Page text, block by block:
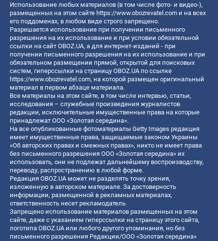
Использование любых материалов (в том числе фото- и видео-),
размещенных на этом сайте https://www.obozrevatel.com и на всех
его поддоменах, в любом виде строго запрещено.
Разрешается использование при получении письменного
разрешения на их использование и при условии обязательной
ссылки на сайт OBOZ.UA, а для интернет-изданий - при
получении письменного разрешения на их использование и при
обязательном размещении прямой, открытой для поисковых
систем, гиперссылки на страницу OBOZ.UA по ссылке
https://www.obozrevatel.com, на которой размещен оригинальный
материал в первом абзаце материала.
Все материалы на этом сайте, в том числе интервью, статьи,
исследования – служебные произведения журналистов
редакции, исключительные имущественные права на которые
принадлежат ООО «Золотая середина».
На все опубликованные фотоматериалы Getty Images редакция
имеет имущественные права, защищаемые законом Украины
«Об авторских правах и смежных правах», никто не имеет права
без письменного разрешения ООО «Золотая середина» их
использовать, они не подлежат дальнейшему воспроизводству,
переводу, распространению в любой форме.
Редакция OBOZ.UA может не разделять точку зрения,
изложенную в авторском материале. За достоверность
информации, размещенной в рекламных материалах,
ответственность несет рекламодатель.
Запрещено использование материалов размещенных на этом
сайте, даже с указанием гиперссылки на страницу этого сайта,
логотипа OBOZ.UA или любого другого упоминания, но без
письменного разрешения Редакции/ООО «Золотая середина»